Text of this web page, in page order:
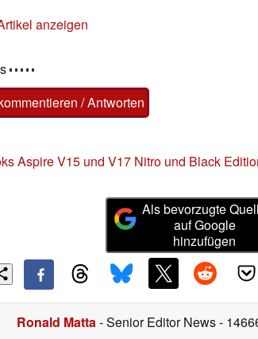
anzeigen
/ Antworten
Aspire V15 und V17 Nitro und Black
Als bevorzugte
auf Google
hinzufügen
Ronald Matta- Senior Editor News-